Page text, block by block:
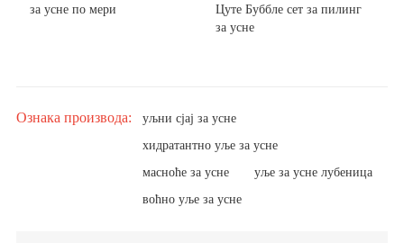
за усне по мери
Цуте Буббле сет за пилинг
за усне
Ознака производа:
уљни сјај за усне
хидратантно уље за усне
масноће за усне
уље за усне лубеница
воћно уље за усне